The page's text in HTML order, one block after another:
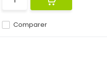
Comparer